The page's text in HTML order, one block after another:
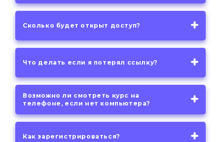
Сколько будет открыт доступ?
Что делать если я потерял ссылку?
Возможно ли смотреть курс на
телефоне, если нет компьютера?
Как зарегистрироваться?